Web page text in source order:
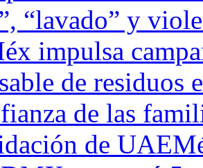
“lavado” y
impulsa
de residuos
de las
de